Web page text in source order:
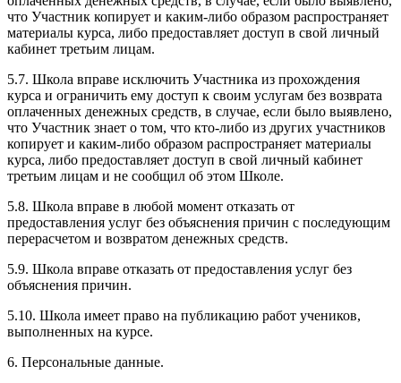
что Участник копирует и каким-либо образом распространяет
материалы курса, либо предоставляет доступ в свой личный
кабинет третьим лицам.
5.7. Школа вправе исключить Участника из прохождения
курса и ограничить ему доступ к своим услугам без возврата
оплаченных денежных средств, в случае, если было выявлено,
что Участник знает о том, что кто-либо из других участников
копирует и каким-либо образом распространяет материалы
курса, либо предоставляет доступ в свой личный кабинет
третьим лицам и не сообщил об этом Школе.
5.8. Школа вправе в любой момент отказать от
предоставления услуг без объяснения причин с последующим
перерасчетом и возвратом денежных средств.
5.9. Школа вправе отказать от предоставления услуг без
объяснения причин.
5.10. Школа имеет право на публикацию работ учеников,
выполненных на курсе.
6. Персональные данные.